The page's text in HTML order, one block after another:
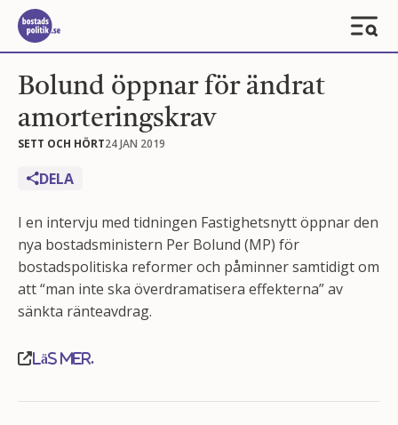
Bolund öppnar för ändrat
amorteringskrav
SETT OCH HÖRT24 JAN 2019
DELA
I en intervju med tidningen Fastighetsnytt öppnar den
nya bostadsministern Per Bolund (MP) för
bostadspolitiska reformer och påminner samtidigt om
att “man inte ska överdramatisera effekterna” av
sänkta ränteavdrag.
Läs mer.